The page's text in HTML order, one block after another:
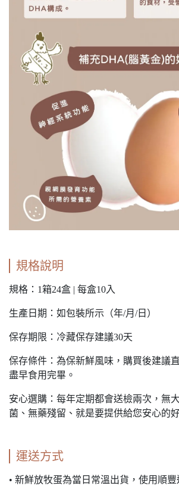
規格說明
規格：1箱24盒 | 每盒10入
生產日期：如包裝所示（年/月/日）
保存期限：冷藏保存建議30天
保存條件：為保新鮮風味，購買後建議
盡早食用完畢。
安心選購：每年定期都會送檢兩次，無
菌、無藥殘留、就是要提供給您安心的
運送方式
• 新鮮放牧蛋為當日常溫出貨，使用順豐